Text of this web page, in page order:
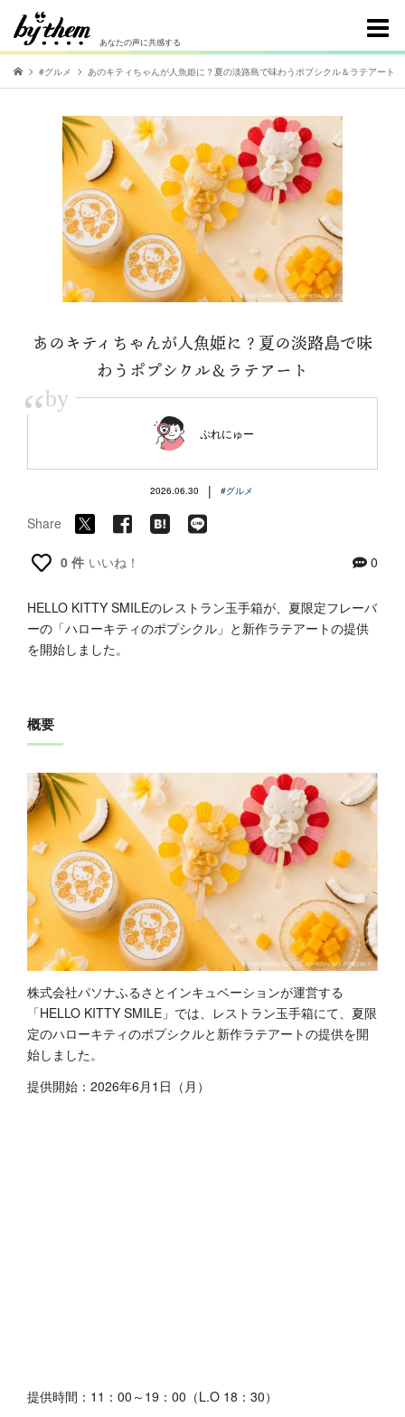
あなたの声に共感する
#グルメ あのキティちゃんが人魚姫に？夏の淡路島で味わうポプシクル＆ラテアート
あのキティちゃんが人魚姫に？夏の淡路島で味
わうポプシクル＆ラテアート
“by
ぷれにゅー
2026.06.30 | #グルメ
Share
0 件 いいね！ 0
HELLO KITTY SMILEのレストラン玉手箱が、夏限定フレーバ
ーの「ハローキティのポプシクル」と新作ラテアートの提供
を開始しました。
概要
株式会社パソナふるさとインキュベーションが運営する
「HELLO KITTY SMILE」では、レストラン玉手箱にて、夏限
定のハローキティのポプシクルと新作ラテアートの提供を開
始しました。
提供開始：2026年6月1日（月）
提供時間：11：00～19：00（L.O 18：30）